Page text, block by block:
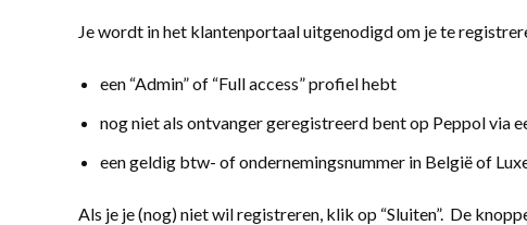
Je wordt in het klantenportaal uitgenodigd om je te
een “Admin” of “Full access” profiel hebt
nog niet als ontvanger geregistreerd bent op Peppol via
een geldig btw- of ondernemingsnummer in België of
Als je je (nog) niet wil registreren, klik op “Sluiten”. De